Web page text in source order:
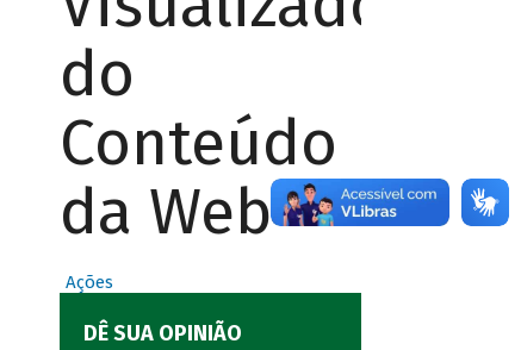
do
Conteúdo
da Web
Ações
DÊ SUA OPINIÃO